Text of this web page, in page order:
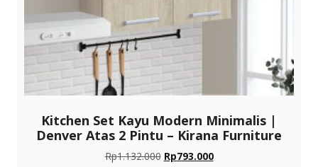
Kitchen Set Kayu Modern Minimalis |
Denver Atas 2 Pintu – Kirana Furniture
Rp1.132.000 Harga
Rp793.000Harga